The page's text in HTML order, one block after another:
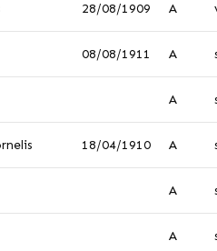
28/08/1909 A
08/08/1911 A
A
18/04/1910 A
A
A